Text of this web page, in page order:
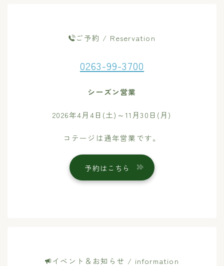
ご予約 / Reservation
0263-99-3700
シーズン営業
2026年4月4日(土)～11月30日(月)
コテージは通年営業です。
予約はこちら
イベント＆お知らせ / information